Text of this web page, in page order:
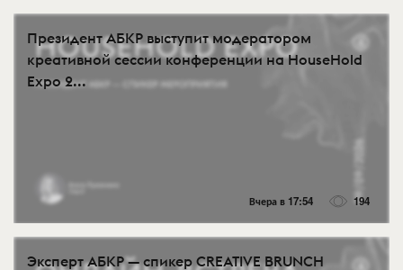
Президент АБКР выступит модератором
креативной сессии конференции на HouseHold
Expo 2...
Вчера в 17:54 194
Эксперт АБКР — спикер CREATIVE BRUNCH